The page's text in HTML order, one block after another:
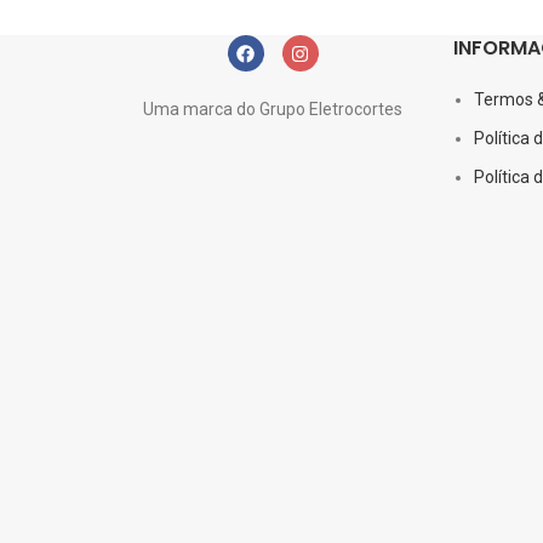
Furniture
Netus eu mollis hac dignis
Uma marca do Grupo Eletrocortes
Termos
Política
Política